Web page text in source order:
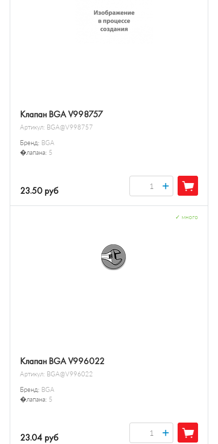
Клапан BGA V998757
Артикул: BGA@V998757
Бренд: BGA
�лапана: 5
23.50 руб +
Клапан BGA V996022
Артикул: BGA@V996022
Бренд: BGA
�лапана: 5
много
23.04 руб +